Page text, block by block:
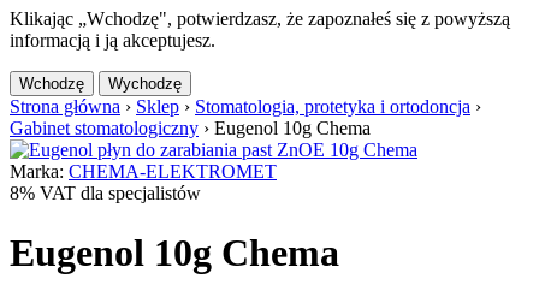
Klikając „Wchodzę", potwierdzasz, że zapoznałeś się z powyższą
informacją i ją akceptujesz.
Wchodzę Wychodzę
Strona główna › Sklep › Stomatologia, protetyka i ortodoncja ›
Gabinet stomatologiczny › Eugenol 10g Chema
Marka: CHEMA-ELEKTROMET
8% VAT dla specjalistów
Eugenol 10g Chema